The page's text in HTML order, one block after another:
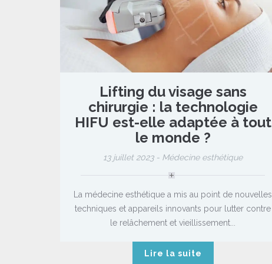
Lifting du visage sans
chirurgie : la technologie
HIFU est-elle adaptée à tout
le monde ?
13 juillet 2023 - Médecine esthétique
La médecine esthétique a mis au point de nouvelles
techniques et appareils innovants pour lutter contre
le relâchement et vieillissement...
Lire la suite